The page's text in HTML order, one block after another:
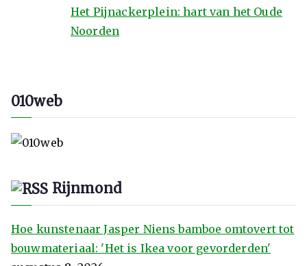
Het Pijnackerplein: hart van het Oude
Noorden
010web
Rijnmond
Hoe kunstenaar Jasper Niens bamboe omtovert tot
bouwmateriaal: 'Het is Ikea voor gevorderden'